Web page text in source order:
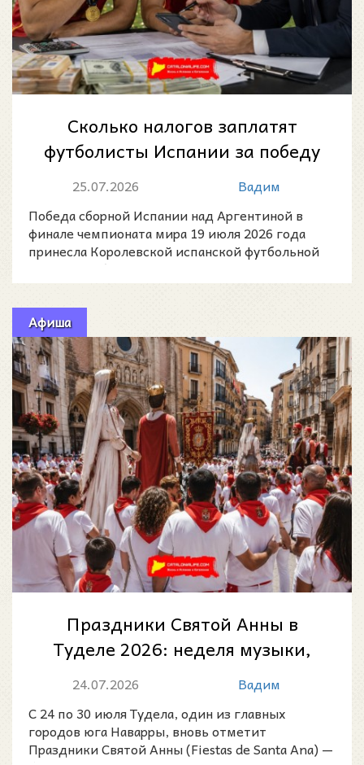
Сколько налогов заплатят
футболисты Испании за победу
на ЧМ-2026: расчёт США и
25.07.2026
Вадим
Победа сборной Испании над Аргентиной в
финале чемпионата мира 19 июля 2026 года
принесла Королевской испанской футбольной
федерации (Real Feder
Афиша
Праздники Святой Анны в
Туделе 2026: неделя музыки,
традиций и главных ритуалов
24.07.2026
Вадим
С 24 по 30 июля Тудела, один из главных
городов юга Наварры, вновь отметит
Праздники Святой Анны (Fiestas de Santa Ana) —